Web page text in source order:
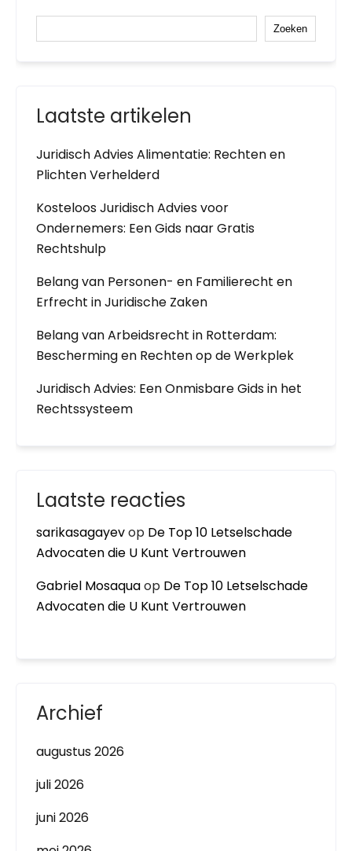
Zoeken
Laatste artikelen
Juridisch Advies Alimentatie: Rechten en
Plichten Verhelderd
Kosteloos Juridisch Advies voor
Ondernemers: Een Gids naar Gratis
Rechtshulp
Belang van Personen- en Familierecht en
Erfrecht in Juridische Zaken
Belang van Arbeidsrecht in Rotterdam:
Bescherming en Rechten op de Werkplek
Juridisch Advies: Een Onmisbare Gids in het
Rechtssysteem
Laatste reacties
sarikasagayevop De Top 10 Letselschade
Advocaten die U Kunt Vertrouwen
Gabriel Mosaquaop De Top 10 Letselschade
Advocaten die U Kunt Vertrouwen
Archief
augustus 2026
juli 2026
juni 2026